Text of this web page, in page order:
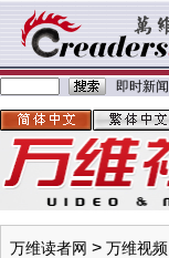
即时新闻
万维读者网 > 万维视频